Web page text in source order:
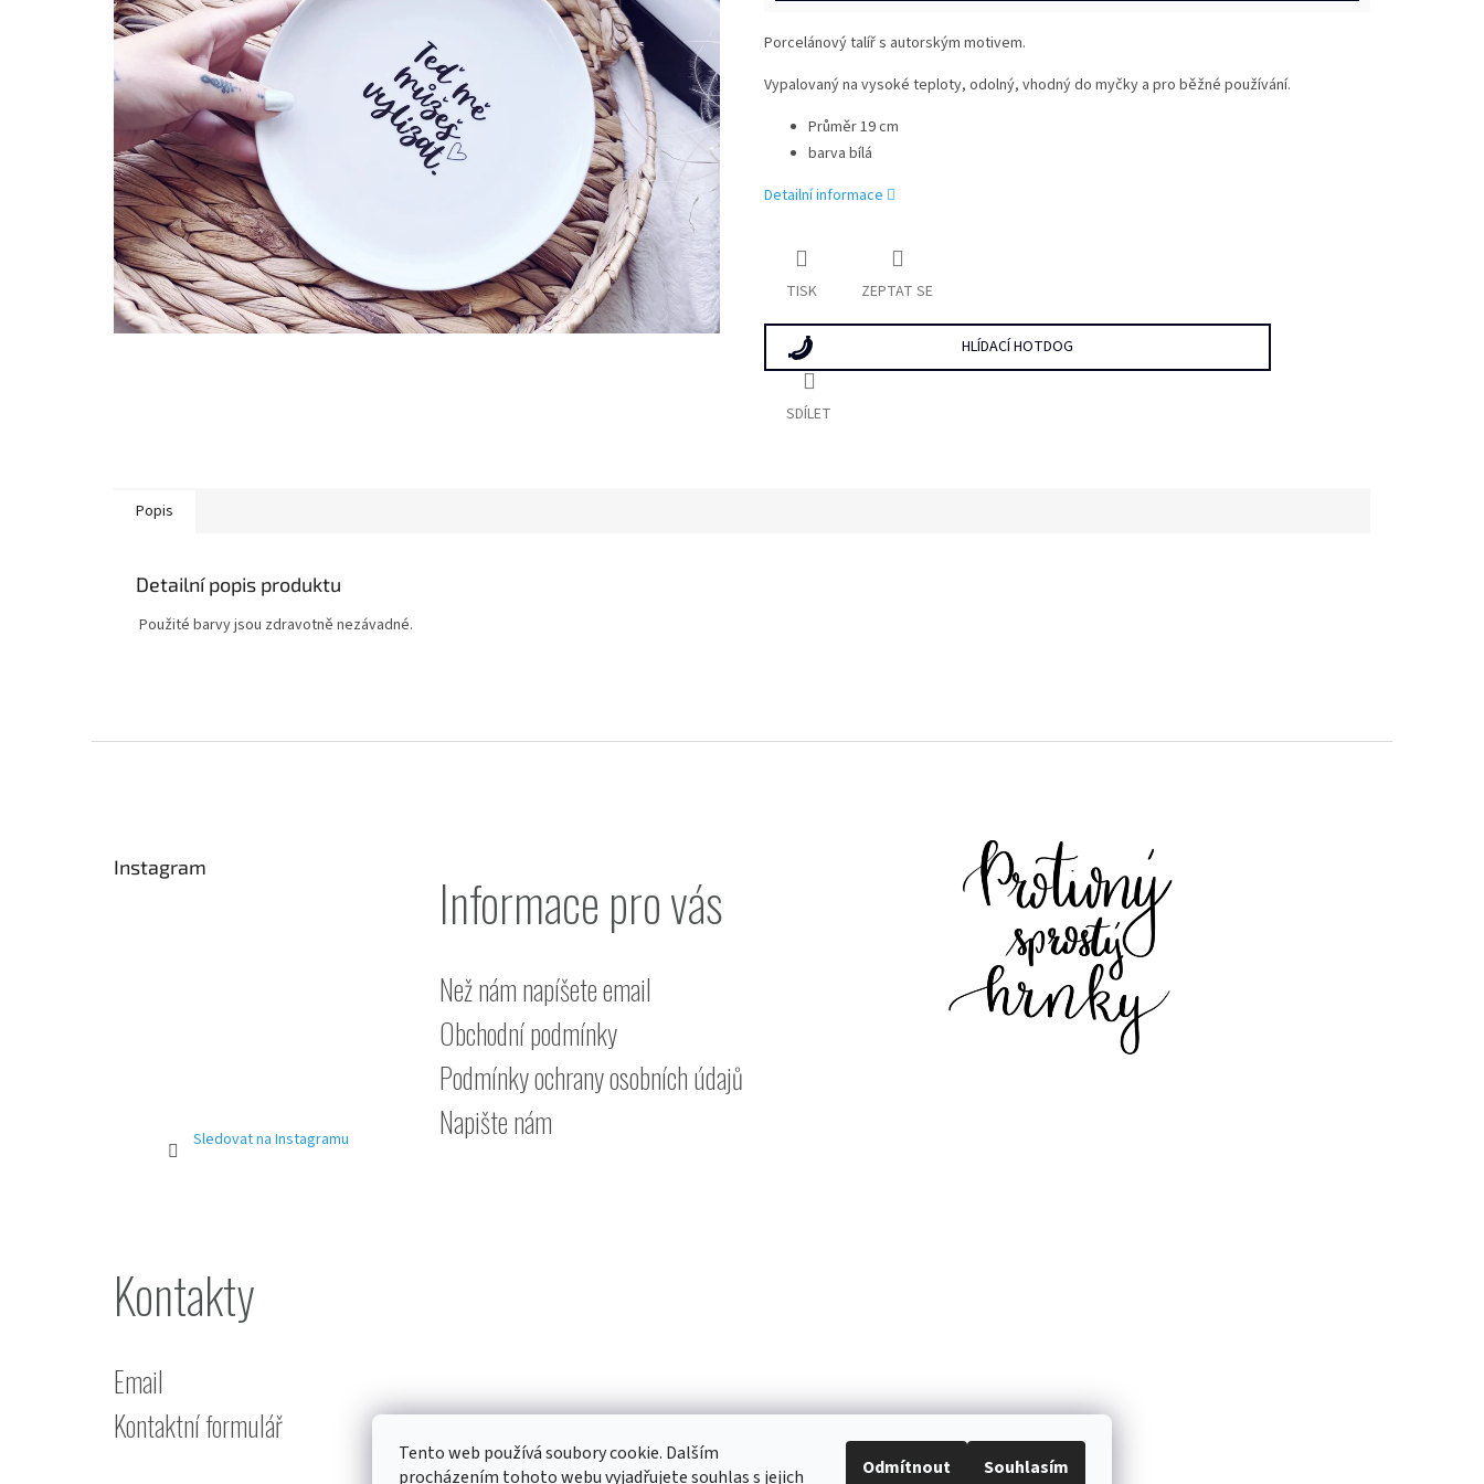
Tento web používá soubory cookie. Dalším
procházením tohoto webu vyjadřujete souhlas s jejich
Odmítnout Souhlasím
Porcelánový talíř s autorským motivem.
Vypalovaný na vysoké teploty, odolný, vhodný do myčky a pro běžné používání.
Průměr 19 cm
barva bílá
Detailní informace
TISK ZEPTAT SE
HLÍDACÍ HOTDOG
SDÍLET
Popis
Detailní popis produktu
Použité barvy jsou zdravotně nezávadné.
Instagram
Sledovat na Instagramu
Informace pro vás
Než nám napíšete email
Obchodní podmínky
Podmínky ochrany osobních údajů
Napište nám
Kontakty
Email
Kontaktní formulář